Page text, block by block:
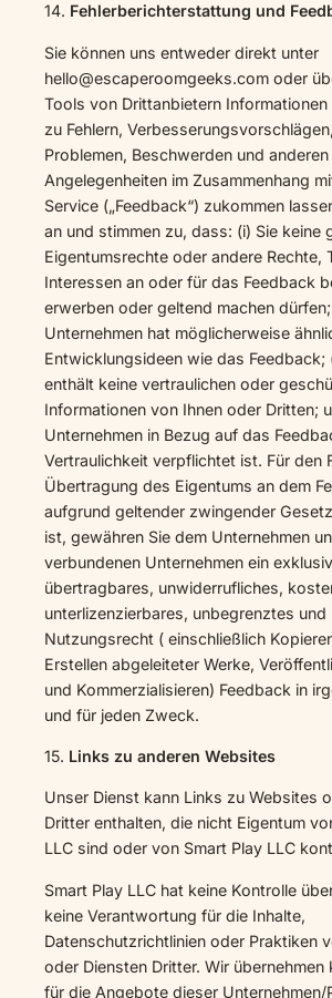
14. Fehlerberichterstattung und
Sie können uns entweder direkt unter
hello@escaperoomgeeks.com oder
Tools von Drittanbietern Informationen
zu Fehlern,
Problemen, Beschwerden und anderen
Angelegenheiten im Zusammenhang
Service („Feedback“) zukommen
an und stimmen zu, dass: (i) Sie keine
Eigentumsrechte oder andere Rechte,
Interessen an oder für das Feedback
erwerben oder geltend machen
Unternehmen hat möglicherweise
Entwicklungsideen wie das Feedback;
enthält keine vertraulichen oder
Informationen von Ihnen oder Dritten;
Unternehmen in Bezug auf das
Vertraulichkeit verpflichtet ist. Für den
Übertragung des Eigentums an dem
aufgrund geltender zwingender
ist, gewähren Sie dem Unternehmen
verbundenen Unternehmen ein
übertragbares, unwiderrufliches,
unterlizenzierbares, unbegrenztes
Nutzungsrecht ( einschließlich
Erstellen abgeleiteter Werke,
und Kommerzialisieren) Feedback in
und für jeden Zweck.
15. Links zu anderen Websites
Unser Dienst kann Links zu Websites
Dritter enthalten, die nicht Eigentum
LLC sind oder von Smart Play LLC
Smart Play LLC hat keine Kontrolle
keine Verantwortung für die Inhalte,
Datenschutzrichtlinien oder Praktiken
oder Diensten Dritter. Wir übernehmen
für die Angebote dieser Unternehmen/